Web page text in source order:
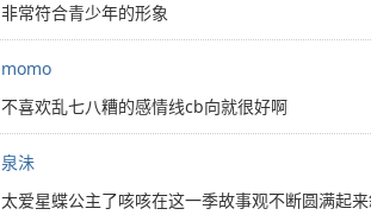
非常符合青少年的形象
momo
不喜欢乱七八糟的感情线cb向就很好啊
泉沬
太爱星蝶公主了咳咳在这一季故事观不断圆满起